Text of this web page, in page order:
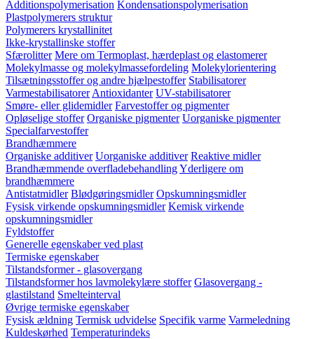
Additionspolymerisation Kondensationspolymerisation
Plastpolymerers struktur
Polymerers krystallinitet
Ikke-krystallinske stoffer
Sfærolitter Mere om Termoplast, hærdeplast og elastomerer
Molekylmasse og molekylmassefordeling Molekylorientering
Tilsætningsstoffer og andre hjælpestoffer Stabilisatorer
Varmestabilisatorer Antioxidanter UV-stabilisatorer
Smøre- eller glidemidler Farvestoffer og pigmenter
Opløselige stoffer Organiske pigmenter Uorganiske pigmenter
Specialfarvestoffer
Brandhæmmere
Organiske additiver Uorganiske additiver Reaktive midler
Brandhæmmende overfladebehandlingYderligere om
brandhæmmere
Antistatmidler Blødgøringsmidler Opskumningsmidler
Fysisk virkende opskumningsmidler Kemisk virkende
opskumningsmidler
Fyldstoffer
Generelle egenskaber ved plast
Termiske egenskaber
Tilstandsformer - glasovergang
Tilstandsformer hos lavmolekylære stoffer Glasovergang -
glastilstand Smelteinterval
Øvrige termiske egenskaber
Fysisk ældning Termisk udvidelse Specifik varme Varmeledning
Kuldeskørhed Temperaturindeks